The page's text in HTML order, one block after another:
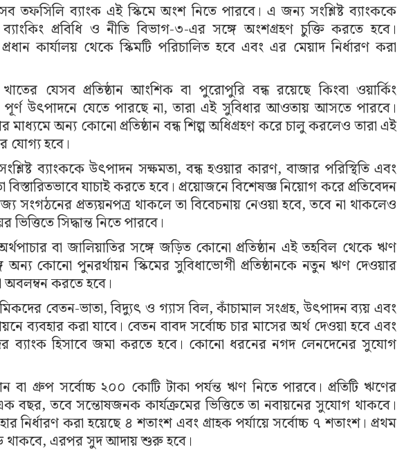
তফসিলি ব্যাংক এই স্কিমে অংশ নিতে পারবে। এ জন্য সংশ্লিষ্ট ব্যাংককে
ব্যাংকিং প্রবিধি ও নীতি বিভাগ-৩-এর সঙ্গে অংশগ্রহণ চুক্তি করতে হবে।
কার্যালয় থেকে স্কিমটি পরিচালিত হবে এবং এর মেয়াদ নির্ধারণ করা
যেসব প্রতিষ্ঠান আংশিক বা পুরোপুরি বন্ধ রয়েছে কিংবা ওয়ার্কিং
পূর্ণ উৎপাদনে যেতে পারছে না, তারা এই সুবিধার আওতায় আসতে পারবে।
মাধ্যমে অন্য কোনো প্রতিষ্ঠান বন্ধ শিল্প অধিগ্রহণ করে চালু করলেও তারা এই
যোগ্য হবে।
ব্যাংককে উৎপাদন সক্ষমতা, বন্ধ হওয়ার কারণ, বাজার পরিস্থিতি এবং
যাচাই করতে হবে। প্রয়োজনে বিশেষজ্ঞ নিয়োগ করে প্রতিবেদন
সংগঠনের প্রত্যয়নপত্র থাকলে তা বিবেচনায় নেওয়া হবে, তবে না থাকলেও
ভিত্তিতে সিদ্ধান্ত নিতে পারবে।
বা জালিয়াতির সঙ্গে জড়িত কোনো প্রতিষ্ঠান এই তহবিল থেকে ঋণ
অন্য কোনো পুনরর্থায়ন স্কিমের সুবিধাভোগী প্রতিষ্ঠানকে নতুন ঋণ দেওয়ার
অবলম্বন করতে হবে।
বেতন-ভাতা, বিদ্যুৎ ও গ্যাস বিল, কাঁচামাল সংগ্রহ, উৎপাদন ব্যয় এবং
ব্যবহার করা যাবে। বেতন বাবদ সর্বোচ্চ চার মাসের অর্থ দেওয়া হবে এবং
ব্যাংক হিসাবে জমা করতে হবে। কোনো ধরনের নগদ লেনদেনের সুযোগ
বা গ্রুপ সর্বোচ্চ ২০০ কোটি টাকা পর্যন্ত ঋণ নিতে পারবে। প্রতিটি ঋণের
বছর, তবে সন্তোষজনক কার্যক্রমের ভিত্তিতে তা নবায়নের সুযোগ থাকবে।
নির্ধারণ করা হয়েছে ৪ শতাংশ এবং গ্রাহক পর্যায়ে সর্বোচ্চ ৭ শতাংশ। প্রথম
থাকবে, এরপর সুদ আদায় শুরু হবে।